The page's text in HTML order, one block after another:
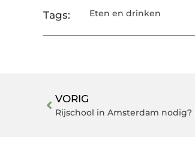
Tags: Eten en drinken
VORIG
Rijschool in Amsterdam nodig?